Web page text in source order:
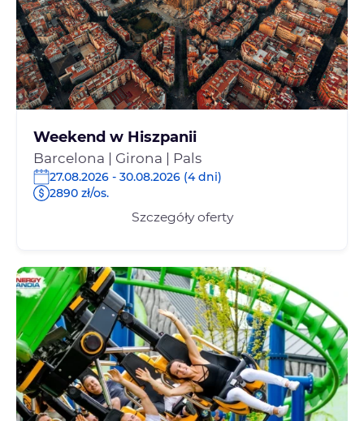
Weekend w Hiszpanii
Barcelona | Girona | Pals
27.08.2026 - 30.08.2026 (4 dni)
2890 zł/os.
Szczegóły oferty